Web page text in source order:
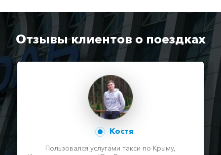
Отзывы клиентов о поездках
Костя
Пользовался услугами такси по Крыму,